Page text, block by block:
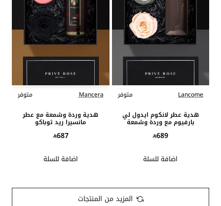
Lancome
متوفر
هدية عطر لانكوم ايدول لي
بارفيوم مع وردة وشمعة
689
اضافة للسلة
Mancera
متوفر
هدية وردة وشمعة مع عطر
مانسيرا ريد توباكو
687
اضافة للسلة
المزيد من المنتجات